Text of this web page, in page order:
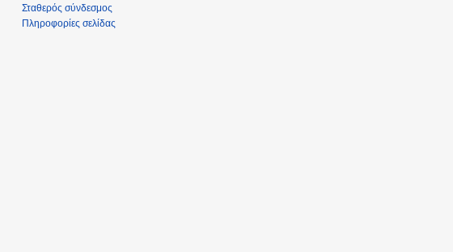
Σταθερός σύνδεσμος
Πληροφορίες σελίδας